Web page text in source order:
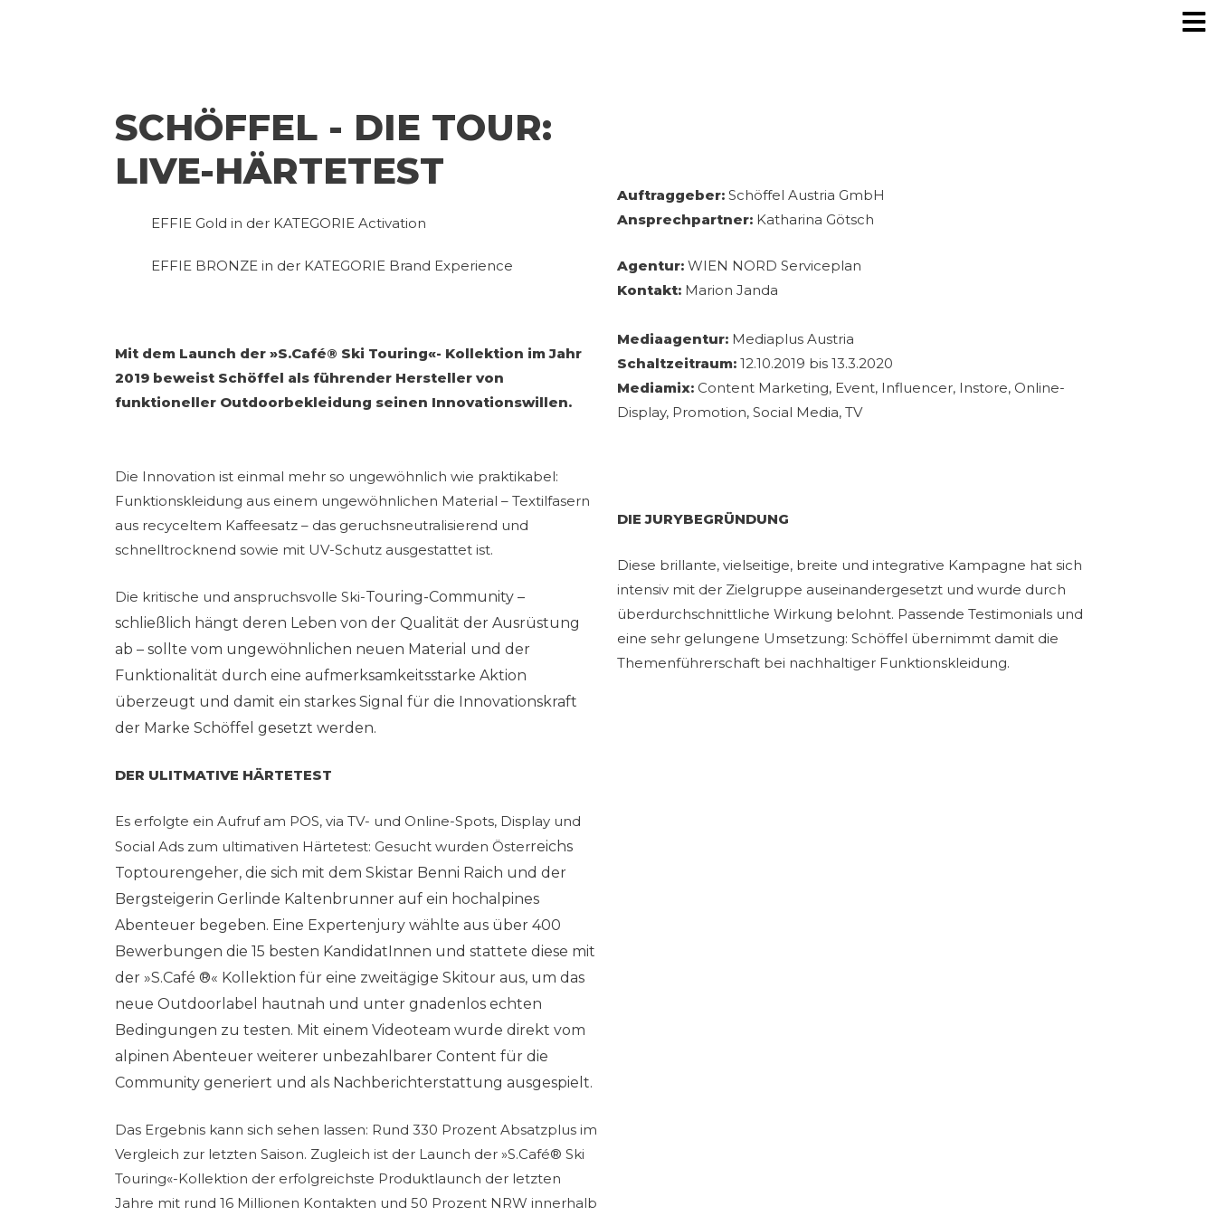
SCHÖFFEL - DIE TOUR:
LIVE-HÄRTETEST
EFFIE Gold in der KATEGORIE Activation
EFFIE BRONZE in der KATEGORIE Brand Experience
Mit dem Launch der »S.Café® Ski Touring«- Kollektion im Jahr
2019 beweist Schöffel als führender Hersteller von
funktioneller Outdoorbekleidung seinen Innovationswillen.
Auftraggeber: Schöffel Austria GmbH
Ansprechpartner: Katharina Götsch
Agentur: WIEN NORD Serviceplan
Kontakt: Marion Janda
Mediaagentur: Mediaplus Austria
Schaltzeitraum: 12.10.2019 bis 13.3.2020
Mediamix: Content Marketing, Event, Influencer, Instore, Online-
Display, Promotion, Social Media, TV
Die Innovation ist einmal mehr so ungewöhnlich wie praktikabel:
Funktionskleidung aus einem ungewöhnlichen Material – Textilfasern
aus recyceltem Kaffeesatz – das geruchsneutralisierend und
schnelltrocknend sowie mit UV-Schutz ausgestattet ist.
Die kritische und anspruchsvolle Ski-Touring-Community –
schließlich hängt deren Leben von der Qualität der Ausrüstung
ab – sollte vom ungewöhnlichen neuen Material und der
Funktionalität durch eine aufmerksamkeitsstarke Aktion
überzeugt und damit ein starkes Signal für die Innovationskraft
der Marke Schöffel gesetzt werden.
DER ULITMATIVE HÄRTETEST
Es erfolgte ein Aufruf am POS, via TV- und Online-Spots, Display und
Social Ads zum ultimativen Härtetest: Gesucht wurden Österreichs
Toptourenge her, die sich mit dem Skistar Benni Raich und der
Bergsteigerin Gerlinde Kaltenbrunner auf ein hochalpines
Abenteuer begeben. Eine Expertenjury wählte aus über 400
Bewerbungen die 15 besten KandidatInnen und stattete diese mit
der »S.Café ®« Kollektion für eine zweitägige Skitour aus, um das
neue Outdoorlabel hautnah und unter gnadenlos echten
Bedingungen zu testen. Mit einem Videoteam wurde direkt vom
alpinen Abenteuer weiterer unbezahlbarer Content für die
Community generiert und als Nachberichterstattung ausgespielt.
Das Ergebnis kann sich sehen lassen: Rund 330 Prozent Absatzplus im
Vergleich zur letzten Saison. Zugleich ist der Launch der »S.Café® Ski
Touring«-Kollektion der erfolgreichste Produktlaunch der letzten
Jahre mit rund 16 Millionen Kontakten und 50 Prozent NRW innerhalb
DIE JURYBEGRÜNDUNG
Diese brillante, vielseitige, breite und integrative Kampagne hat sich
intensiv mit der Zielgruppe auseinandergesetzt und wurde durch
überdurchschnittliche Wirkung belohnt. Passende Testimonials und
eine sehr gelungene Umsetzung: Schöffel übernimmt damit die
Themenführerschaft bei nachhaltiger Funktionskleidung.